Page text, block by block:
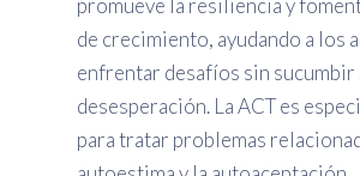
promueve la resiliencia y
de crecimiento, ayudando a los
enfrentar desafíos sin sucumbir
desesperación. La ACT es
para tratar problemas